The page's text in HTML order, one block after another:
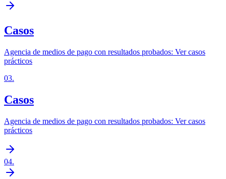
Casos
Agencia de medios de pago con resultados probados: Ver casos
prácticos
03.
Casos
Agencia de medios de pago con resultados probados: Ver casos
prácticos
04.